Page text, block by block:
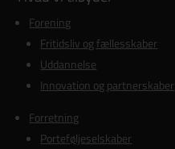
Forening
Fritidsliv og fællesskaber
Uddannelse
Innovation og partnerskaber
Forretning
Porteføljeselskaber